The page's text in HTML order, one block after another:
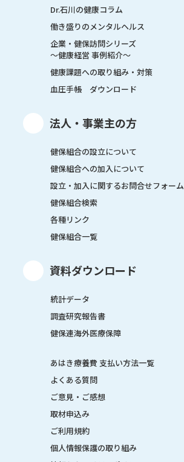
Dr.石川の健康コラム
働き盛りのメンタルヘルス
企業・健保訪問シリーズ
～健康経営 事例紹介～
健康課題への取り組み・対策
血圧手帳 ダウンロード
法人・事業主の方
健保組合の設立について
健保組合への加入について
設立・加入に関するお問合せフォーム
健保組合検索
各種リンク
健保組合一覧
資料ダウンロード
統計データ
調査研究報告書
健保連海外医療保障
あはき療養費 支払い方法一覧
よくある質問
ご意見・ご感想
取材申込み
ご利用規約
個人情報保護の取り組み